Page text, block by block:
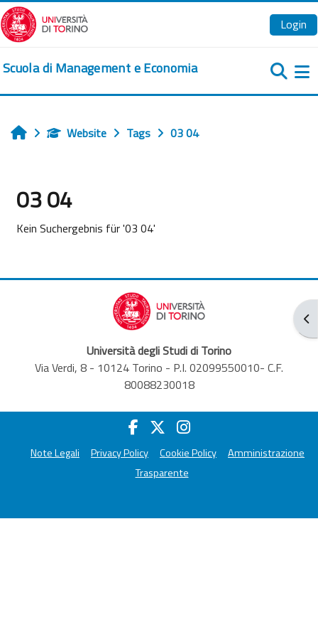
Zum Hauptinhalt
Login
Scuola di Management e Economia
Startseite
Website Tags 03 04
03 04
Kein Suchergebnis für '03 04'
Università degli Studi di Torino
Via Verdi, 8 - 10124 Torino - P.I. 02099550010- C.F.
80088230018
Note Legali Privacy Policy Cookie Policy
Amministrazione
Trasparente